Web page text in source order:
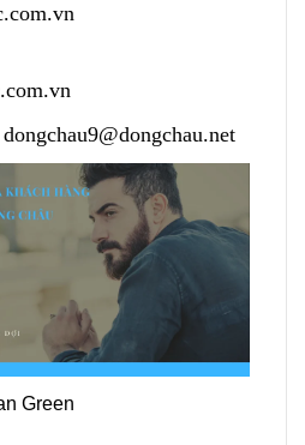
dongchau9@dongchau.net
Green